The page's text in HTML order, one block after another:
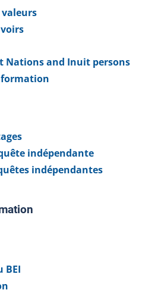
its progress and conclusion.
Bureau des enquêtes
to fully shed light on the facts
intervention. The BEI
where a person—other than an
sustains a serious injury,
used by a police officer
or while in the custody of
Nations and Inuit persons
indépendante
indépendantes
BEI